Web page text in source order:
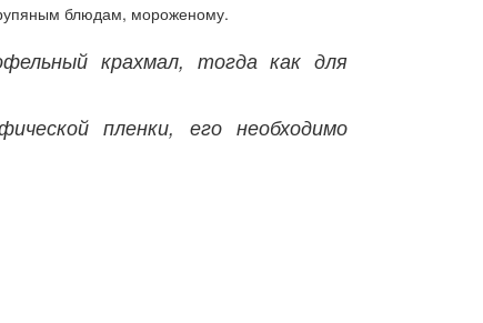
блюдам, мороженому.
крахмал, тогда как для
пленки, его необходимо